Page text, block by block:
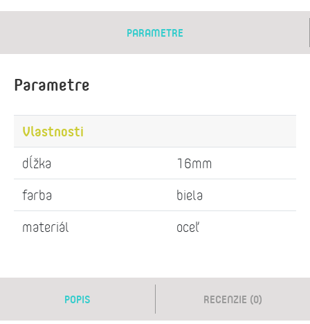
PARAMETRE
Parametre
Vlastnosti
dĺžka
16mm
farba
biela
materiál
oceľ
POPIS RECENZIE (0)